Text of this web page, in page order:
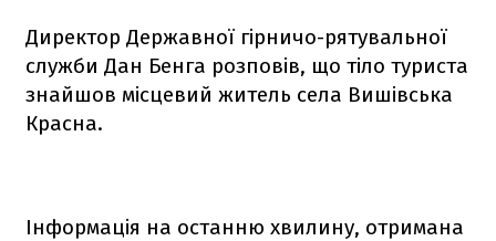
Директор Державної гірничо-рятувальної
служби Дан Бенга розповів, що тіло туриста
знайшов місцевий житель села Вишівська
Красна.
Інформація на останню хвилину, отримана